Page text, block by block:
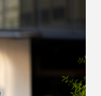
延長で、ラクに
ッと拭くだけで